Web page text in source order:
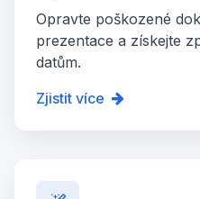
Opravte poškozené
prezentace a získejte
datům.
Zjistit více